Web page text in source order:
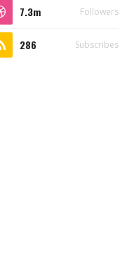
7.3m Followers
286 Subscribes